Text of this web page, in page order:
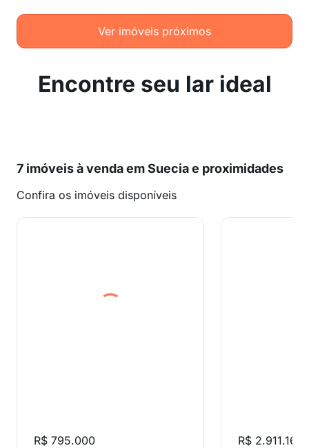
Ver imóveis próximos
Encontre seu lar ideal
7 imóveis à venda em Suecia e proximidades
Confira os imóveis disponíveis
R$ 795.000 R$ 2.911.161